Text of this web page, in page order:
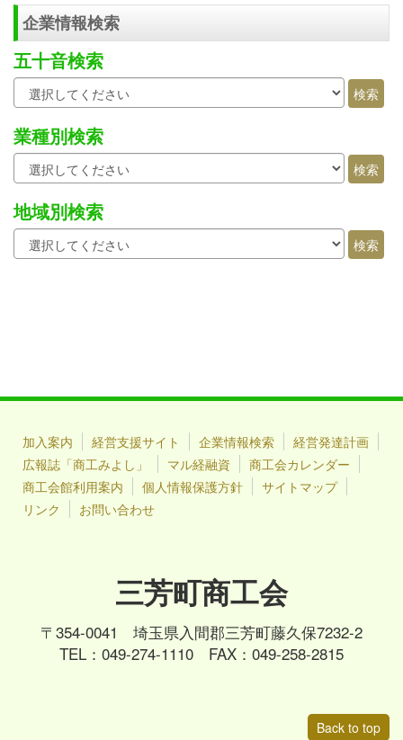
企業情報検索
五十音検索
業種別検索
地域別検索
加入案内 経営支援サイト 企業情報検索
経営発達計画
広報誌「商工みよし」
マル経融資
商工会カレンダー
商工会館利用案内
個人情報保護方針
サイトマップ
リンク
お問い合わせ
三芳町商工会
〒354-0041 埼玉県入間郡三芳町藤久保7232-2
TEL：049-274-1110 FAX：049-258-2815
Back to top